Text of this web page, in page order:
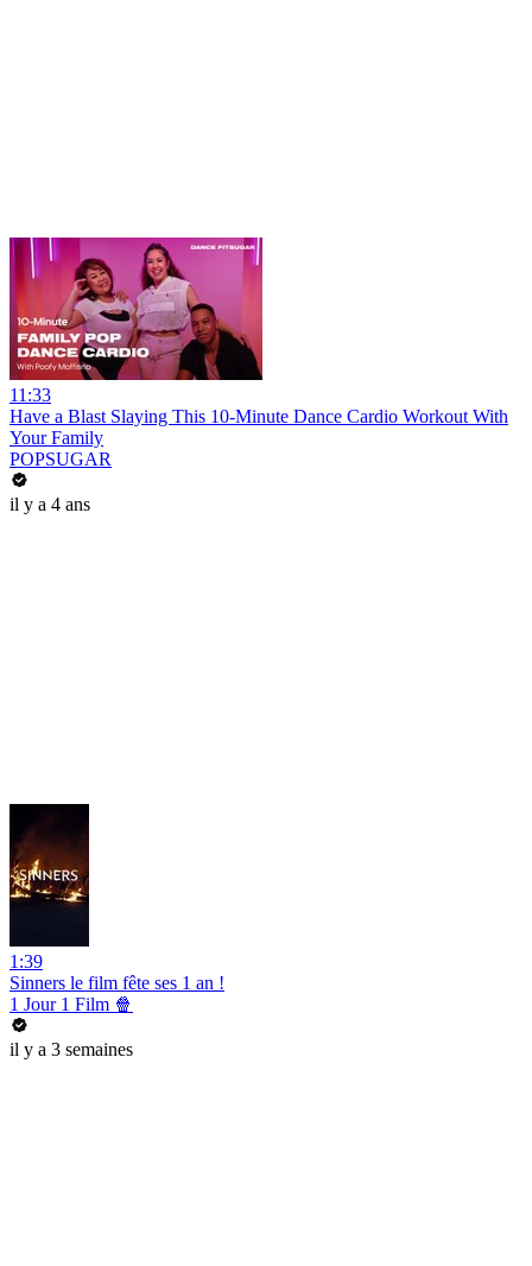
11:33
Have a Blast Slaying This 10-Minute Dance Cardio Workout With
Your Family
POPSUGAR
il y a 4 ans
1:39
Sinners le film fête ses 1 an !
1 Jour 1 Film 🍿
il y a 3 semaines